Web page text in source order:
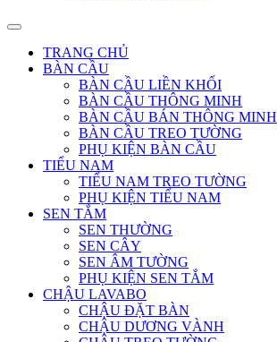
TRANG CHỦ
BÀN CẦU
BÀN CẦU LIỀN KHỐI
BÀN CẦU THÔNG MINH
BÀN CẦU BÁN THÔNG MINH
BÀN CẦU TREO TƯỜNG
PHỤ KIỆN BÀN CẦU
TIỂU NAM
TIỂU NAM TREO TƯỜNG
PHỤ KIỆN TIỂU NAM
SEN TẮM
SEN THƯỜNG
SEN CÂY
SEN ÂM TƯỜNG
PHỤ KIỆN SEN TẮM
CHẬU LAVABO
CHẬU ĐẶT BÀN
CHẬU DƯƠNG VÀNH